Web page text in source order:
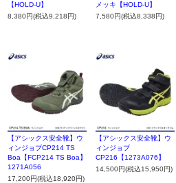
【HOLD-U】
8,380円(税込9,218円)
メッキ【HOLD-U】
7,580円(税込8,338円)
【アシックス安全靴】ウ
ィンジョブCP214 TS
Boa【FCP214 TS Boa】
1271A056
17,200円(税込18,920円)
【アシックス安全靴】ウ
ィンジョブ
CP216【1273A076】
14,500円(税込15,950円)